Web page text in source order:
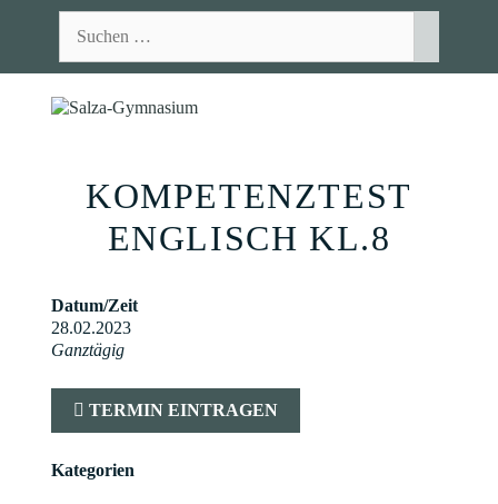
nach:
KOMPETENZTEST
ENGLISCH KL.8
Datum/Zeit
28.02.2023
Ganztägig
TERMIN EINTRAGEN
Kategorien